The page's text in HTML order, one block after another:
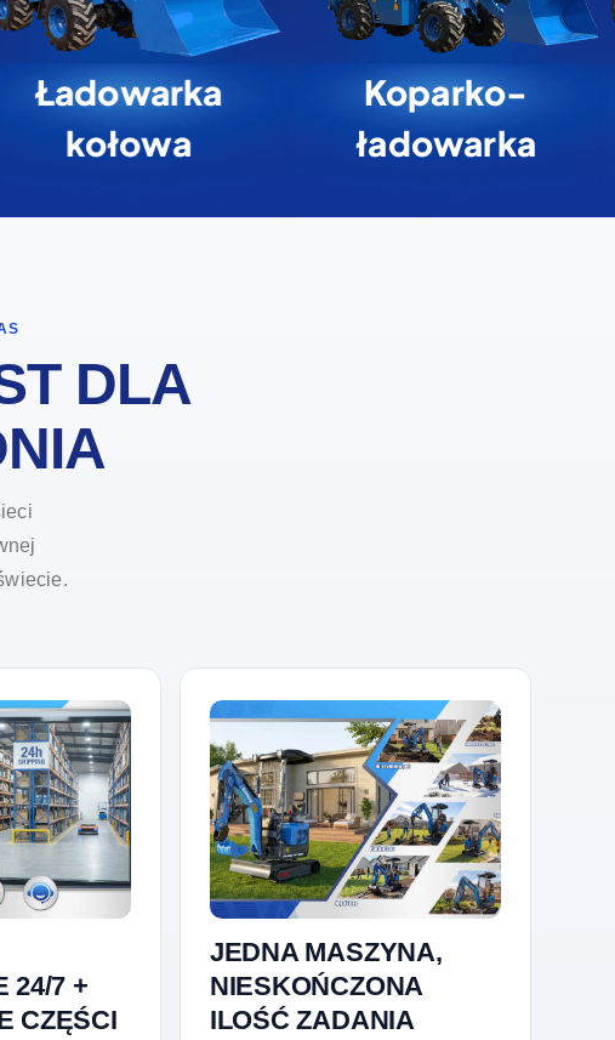
Ładowarka
kołowa
Koparko-
ładowarka
DLA
24/7 +
CZĘŚCI
JEDNA MASZYNA,
NIESKOŃCZONA
ILOŚĆ ZADANIA